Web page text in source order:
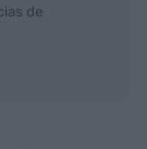
de